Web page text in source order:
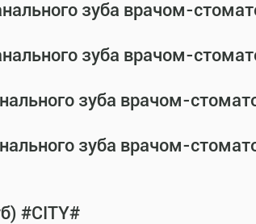
зуба врачом-
зуба врачом-
зуба врачом-
зуба врачом-
#CITY#